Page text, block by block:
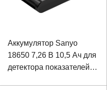
Аккумулятор Sanyo
18650 7,26 В 10,5 Ач для
детектора показателей